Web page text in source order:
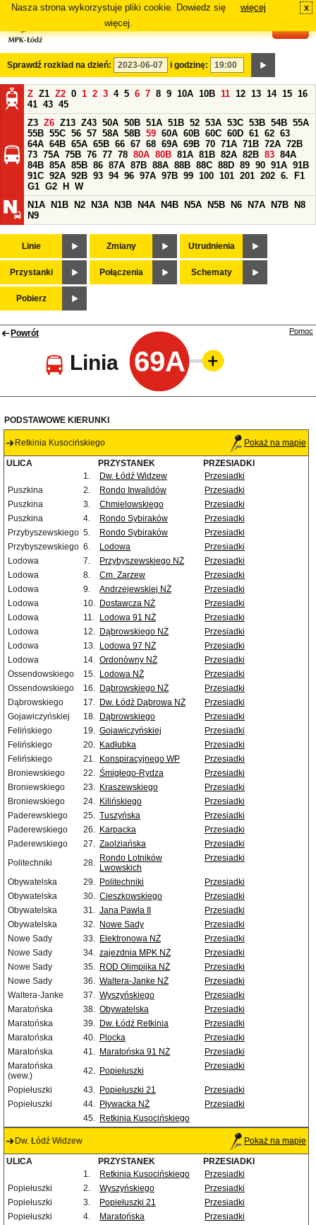
Nasza strona wykorzystuje pliki cookie. Dowiedz się
więcej.
więcej x
Sprawdź rozkład na dzień: i godzinę:
Z Z1 Z2 0 1 2 3 4 5 6 7 8 9 10A 10B 11 12 13 14 15 16
41 43 45
Z3 Z6 Z13 Z43 50A 50B 51A 51B 52 53A 53C 53B 54B 55A
55B 55C 56 57 58A 58B 59 60A 60B 60C 60D 61 62 63
64A 64B 65A 65B 66 67 68 69A 69B 70 71A 71B 72A 72B
73 75A 75B 76 77 78 80A 80B 81A 81B 82A 82B 83 84A
84B 85A 85B 86 87A 87B 88A 88B 88C 88D 89 90 91A 91B
91C 92A 92B 93 94 96 97A 97B 99 100 101 201 202 6.
F1
G1 G2 H
W
N1A
N1B N2 N3A N3B N4A N4B N5A N5B N6 N7A N7B
N8
N9
Linie Zmiany Utrudnienia
Przystanki Połączenia Schematy
Pobierz
Powrót
Linia 69A
Pomoc
PODSTAWOWE KIERUNKI
Retkinia Kusocińskiego Pokaż na mapie
ULICA PRZYSTANEK
PRZESIADKI
1.
Dw. Łódź Widzew
Przesiadki
Puszkina
2. Rondo Inwalidów
Przesiadki
Puszkina
3. Chmielowskiego
Przesiadki
Puszkina
4. Rondo Sybiraków
Przesiadki
Przybyszewskiego 5. Rondo Sybiraków
Przesiadki
Przybyszewskiego 6. Lodowa
Przesiadki
Lodowa
7. Przybyszewskiego NŻ
Przesiadki
Lodowa
8. Cm. Zarzew
Przesiadki
Lodowa
9. Andrzejewskiej NŻ
Przesiadki
Lodowa
10. Dostawcza NŻ
Przesiadki
Lodowa
11. Lodowa 91 NŻ
Przesiadki
Lodowa
12. Dąbrowskiego NŻ
Przesiadki
Lodowa
13. Lodowa 97 NŻ
Przesiadki
Lodowa
14. Ordonówny NŻ
Przesiadki
Ossendowskiego
15. Lodowa NŻ
Przesiadki
Ossendowskiego
16. Dąbrowskiego NŻ
Przesiadki
Dąbrowskiego
17. Dw. Łódź Dąbrowa NŻ
Przesiadki
Gojawiczyńskiej
18. Dąbrowskiego
Przesiadki
Felińskiego
19. Gojawiczyńskiej
Przesiadki
Felińskiego
20. Kadłubka
Przesiadki
Felińskiego
21. Konspiracyjnego WP
Przesiadki
Broniewskiego
22. Śmigłego-Rydza
Przesiadki
Broniewskiego
23. Kraszewskiego
Przesiadki
Broniewskiego
24. Kilińskiego
Przesiadki
Paderewskiego
25. Tuszyńska
Przesiadki
Paderewskiego
26. Karpacka
Przesiadki
Paderewskiego
27. Zaolziańska
Przesiadki
Politechniki
28. Rondo Lotników
Lwowskich
Przesiadki
Obywatelska 29. Politechniki
Przesiadki
Obywatelska
30. Cieszkowskiego
Przesiadki
Obywatelska
31. Jana Pawła II
Przesiadki
Obywatelska
32. Nowe Sady
Przesiadki
Nowe Sady
33. Elektronowa NŻ
Przesiadki
Nowe Sady
34. zajezdnia MPK NŻ
Przesiadki
Nowe Sady
35. ROD Olimpijka NŻ
Przesiadki
Nowe Sady
36. Waltera-Janke NŻ
Przesiadki
Waltera-Janke
37. Wyszyńskiego
Przesiadki
Maratońska
38. Obywatelska
Przesiadki
Maratońska
39. Dw. Łódź Retkinia
Przesiadki
Maratońska
40. Plocka
Przesiadki
Maratońska
41. Maratońska 91 NŻ
Przesiadki
Maratońska
(wew.)
42. Popiełuszki Przesiadki
Popiełuszki 43. Popiełuszki 21
Przesiadki
Popiełuszki
44. Pływacka NŻ
Przesiadki
45. Retkinia Kusocińskiego
Dw. Łódź Widzew Pokaż na mapie
ULICA PRZYSTANEK
PRZESIADKI
1.
Retkinia Kusocińskiego
Przesiadki
Popiełuszki
2. Wyszyńskiego
Przesiadki
Popiełuszki
3. Popiełuszki 21
Przesiadki
Popiełuszki
4. Maratońska
Przesiadki